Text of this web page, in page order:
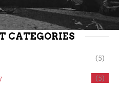
CATEGORIES
(5)
(5)